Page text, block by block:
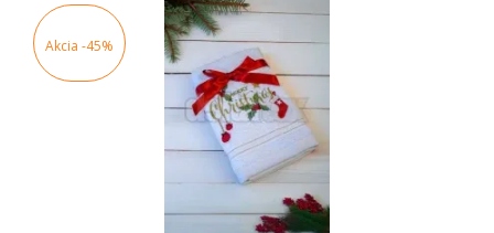
Akcia -45%